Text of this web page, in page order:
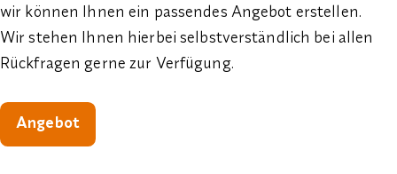
wir können Ihnen ein passendes Angebot erstellen.
Wir stehen Ihnen hierbei selbstverständlich bei allen
Rückfragen gerne zur Verfügung.
Angebot